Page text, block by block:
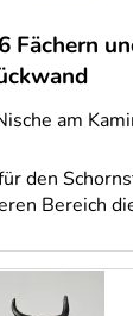
Fächern
am
den
Bereich